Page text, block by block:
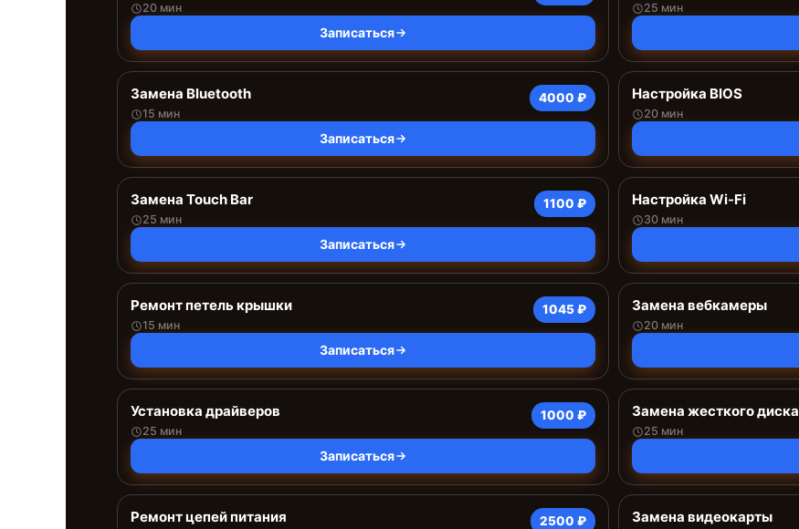
20 мин
Записаться
25 мин
Замена Bluetooth
15 мин
4000 ₽
Записаться
Настройка BIOS
20 мин
Замена Touch Bar
25 мин
1100 ₽
Записаться
Настройка Wi-Fi
30 мин
Ремонт петель крышки
15 мин
1045 ₽
Записаться
Замена вебкамеры
20 мин
Установка драйверов
25 мин
1000 ₽
Записаться
Замена жесткого диска
25 мин
Ремонт цепей питания 2500 ₽ Замена видеокарты